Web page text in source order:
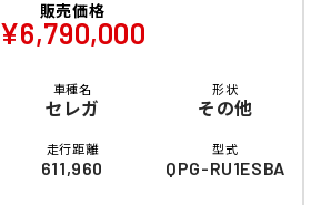
販売価格
¥6,790,000
車種名
セレガ
形状
その他
走行距離
611,960
型式
QPG-RU1ESBA